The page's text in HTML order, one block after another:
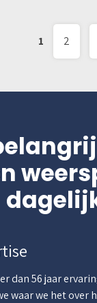
1 2
dan 56 jaar
waar we het over